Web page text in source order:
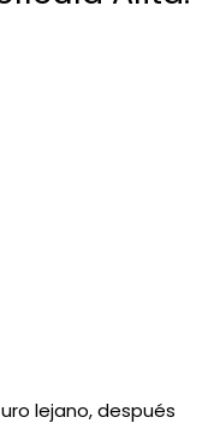
lejano, después